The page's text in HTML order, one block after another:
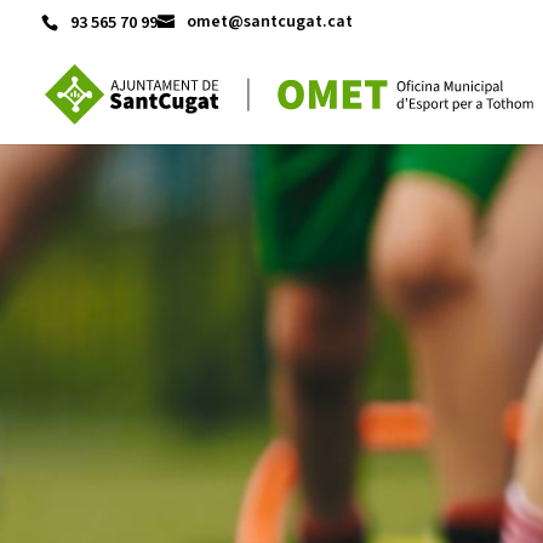
93 565 70 99 omet@santcugat.cat
ACTIVITATS D'ESTIU
CASES DE COLÒNIES
CONEIX FUNDESPLAI
La Fundació